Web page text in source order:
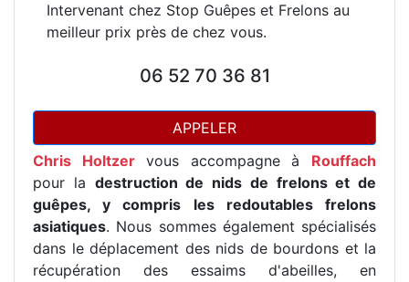
Intervenant chez Stop Guêpes et Frelons au
meilleur prix près de chez vous.
06 52 70 36 81
APPELER
Chris Holtzervous accompagne à Rouffach
pour la destruction de nids de frelons et de
guêpes, y compris les redoutables frelons
asiatiques. Nous sommes également spécialisés
dans le déplacement des nids de bourdons et la
récupération des essaims d'abeilles, en